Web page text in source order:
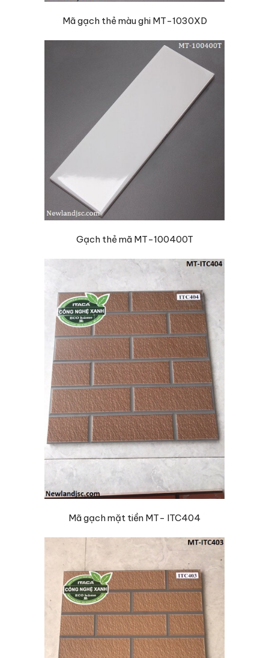
Mã gạch thẻ màu ghi MT-1030XD
Gạch thẻ mã MT-100400T
Mã gạch mặt tiền MT- ITC404